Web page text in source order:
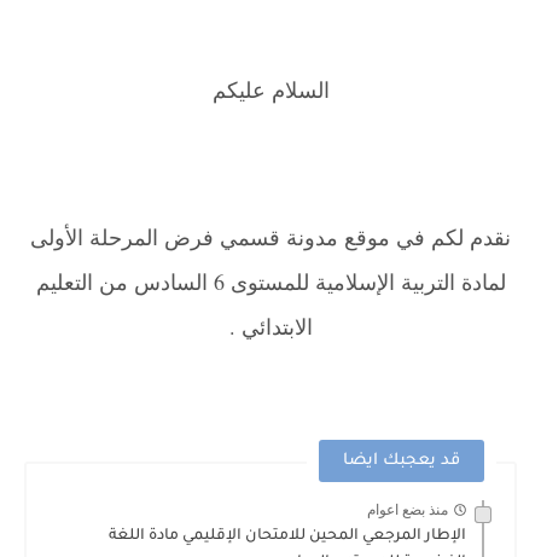
السلام عليكم
نقدم لكم في موقع مدونة قسمي فرض المرحلة الأولى
لمادة التربية الإسلامية للمستوى 6 السادس من التعليم
الابتدائي .
قد يعجبك ايضا
منذ بضع اعوام
الإطار المرجعي المحين للامتحان الإقليمي مادة اللغة